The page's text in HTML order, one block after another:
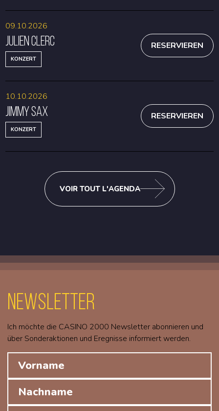
Julien Clerc
KONZERT
09.10.2026
RESERVIEREN
Jimmy Sax
KONZERT
10.10.2026
RESERVIEREN
VOIR TOUT L'AGENDA
Newsletter
Ich möchte die CASINO 2000 Newsletter abonnieren und
über Sonderaktionen und Eregnisse informiert werden.